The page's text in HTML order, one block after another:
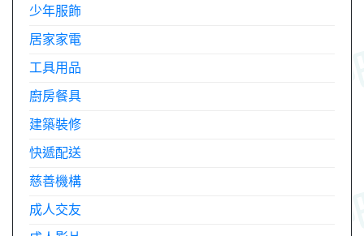
少年服飾
居家家電
工具用品
廚房餐具
建築裝修
快遞配送
慈善機構
成人交友